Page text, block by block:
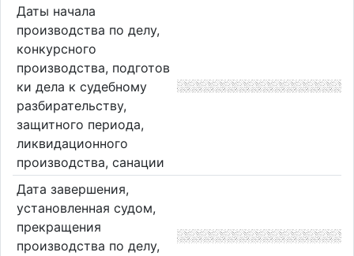
Даты начала
производства по делу,
конкурсного
производства, подготов
ки дела к судебному
разбирательству,
защитного периода,
ликвидационного
производства, санации
Дата завершения,
установленная судом,
прекращения
производства по делу,